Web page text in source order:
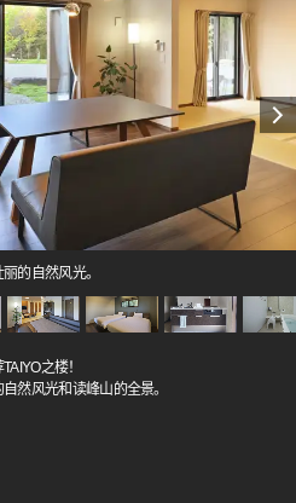
的自然风光。
之楼！
然风光和读峰山的全景。